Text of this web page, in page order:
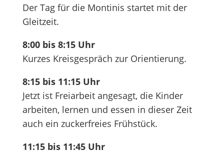
Der Tag für die Montinis startet mit der
Gleitzeit.
8:00 bis 8:15 Uhr
Kurzes Kreisgespräch zur Orientierung.
8:15 bis 11:15 Uhr
Jetzt ist Freiarbeit angesagt, die Kinder
arbeiten, lernen und essen in dieser Zeit
auch ein zuckerfreies Frühstück.
11:15 bis 11:45 Uhr